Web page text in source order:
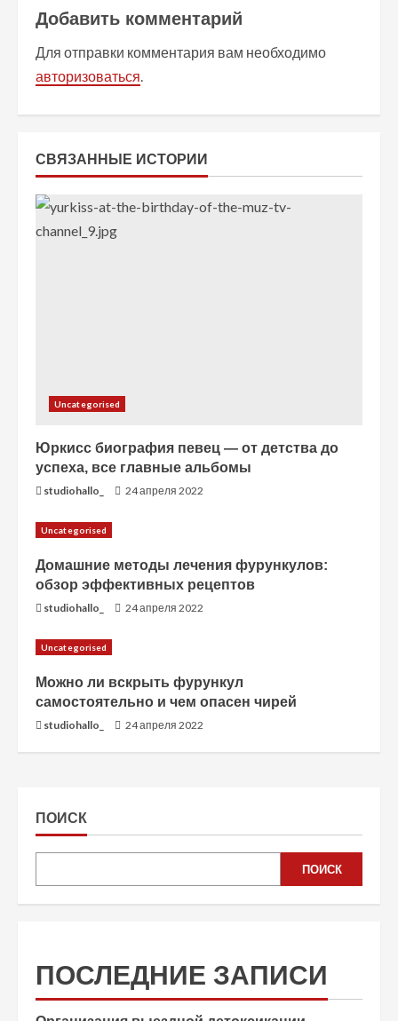
ж
и
ч
т
Добавить комментарий
Для отправки комментария вам необходимо
авторизоваться.
СВЯЗАННЫЕ ИСТОРИИ
Uncategorised
Юркисс биография певец — от детства до
успеха, все главные альбомы
studiohallo_ 24 апреля 2022
Uncategorised
Домашние методы лечения фурункулов:
обзор эффективных рецептов
studiohallo_ 24 апреля 2022
Uncategorised
Можно ли вскрыть фурункул
самостоятельно и чем опасен чирей
studiohallo_ 24 апреля 2022
ПОИСК
ПОИСК
ПОСЛЕДНИЕ ЗАПИСИ